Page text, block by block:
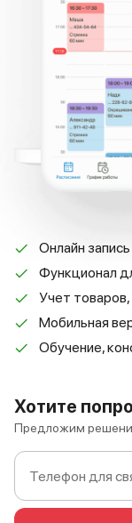
Онлайн
Функционал
Учет товаров,
Мобильная
Обучение,
Хотите
Предложим